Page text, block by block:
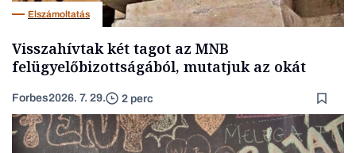
Elszámoltatás
Visszahívtak két tagot az MNB
felügyelőbizottságából, mutatjuk az okát
Forbes2026. 7. 29. 2 perc